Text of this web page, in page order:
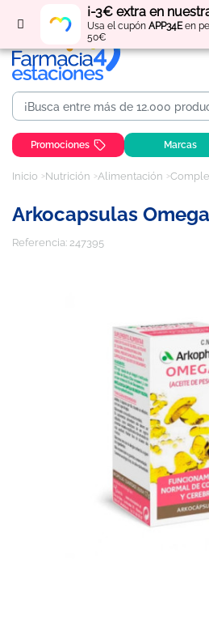
¡-3€ extra en
Usa el cupón APP34Een
50€
Regístratey obtén
Promociones Marcas
Inicio Nutrición Alimentación
Arkocapsulas
Referencia: 247395